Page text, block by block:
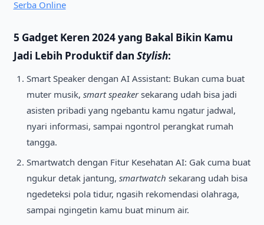
Serba Online
5 Gadget Keren 2024yang Bakal Bikin Kamu
Jadi Lebih Produktif dan Stylish:
Smart Speaker dengan AI Assistant: Bukan cuma buat
muter musik, smart speakersekarang udah bisa jadi
asisten pribadi yang ngebantu kamu ngatur jadwal,
nyari informasi, sampai ngontrol perangkat rumah
tangga.
Smartwatch dengan Fitur Kesehatan AI: Gak cuma buat
ngukur detak jantung, smartwatch sekarang udah bisa
ngedeteksi pola tidur, ngasih rekomendasi olahraga,
sampai ngingetin kamu buat minum air.